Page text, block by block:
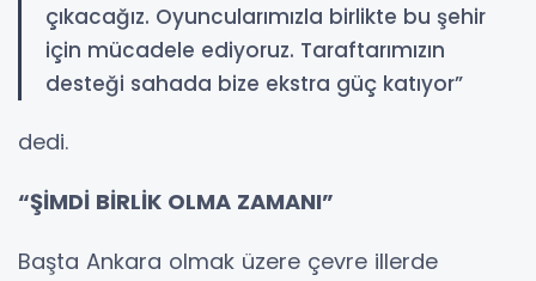
çıkacağız. Oyuncularımızla birlikte bu şehir
için mücadele ediyoruz. Taraftarımızın
desteği sahada bize ekstra güç katıyor”
dedi.
“ŞİMDİ BİRLİK OLMA ZAMANI”
Başta Ankara olmak üzere çevre illerde